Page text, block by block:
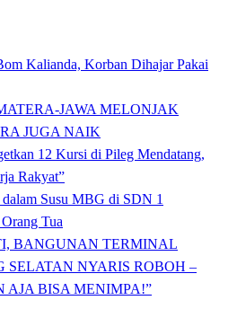
Kalianda, Korban Dihajar Pakai
JAWA MELONJAK
JUGA NAIK
12 Kursi di Pileg Mendatang,
Rakyat”
Susu MBG di SDN 1
Tua
BANGUNAN TERMINAL
NYARIS ROBOH –
AJA BISA MENIMPA!”